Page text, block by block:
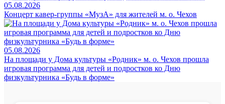
05.08.2026
Концерт кавер-группы «МузА» для жителей м. о. Чехов
05.08.2026
На площади у Дома культуры «Родник» м. о. Чехов прошла
игровая программа для детей и подростков ко Дню
физкультурника «Будь в форме»